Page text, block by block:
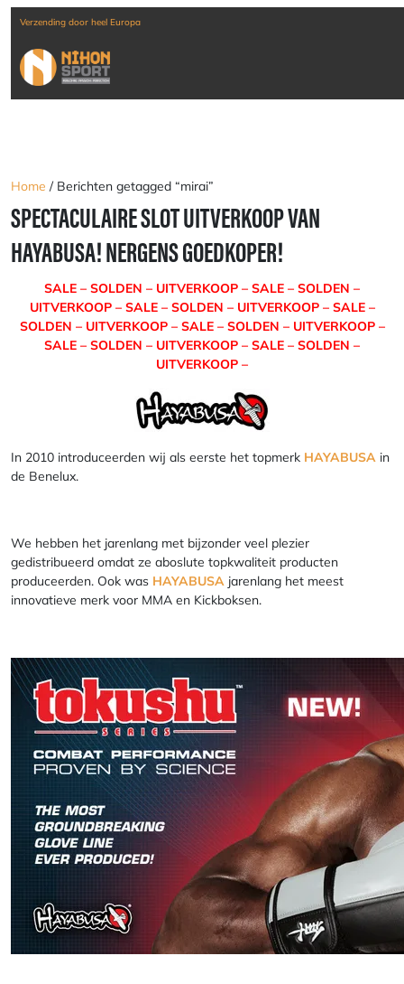
Verzending door heel Europa
Home / Berichten getagged “mirai”
SPECTACULAIRE SLOT UITVERKOOP VAN
HAYABUSA! NERGENS GOEDKOPER!
SALE – SOLDEN – UITVERKOOP – SALE – SOLDEN –
UITVERKOOP – SALE – SOLDEN – UITVERKOOP – SALE –
SOLDEN – UITVERKOOP – SALE – SOLDEN – UITVERKOOP –
SALE – SOLDEN – UITVERKOOP – SALE – SOLDEN –
UITVERKOOP –
In 2010 introduceerden wij als eerste het topmerk HAYABUSA in
de Benelux.
We hebben het jarenlang met bijzonder veel plezier
gedistribueerd omdat ze aboslute topkwaliteit producten
produceerden. Ook was HAYABUSA jarenlang het meest
innovatieve merk voor MMA en Kickboksen.